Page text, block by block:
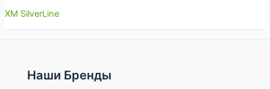
XM SilverLine
Наши Бренды